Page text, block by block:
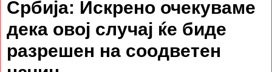
Србија: Искрено очекуваме
дека овој случај ќе биде
разрешен на соодветен